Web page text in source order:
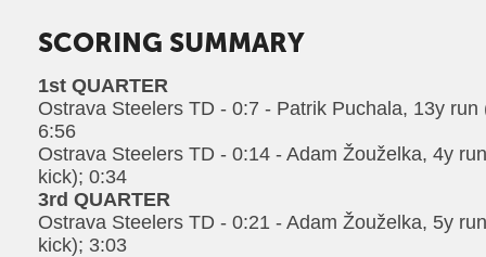
SCORING SUMMARY
1st QUARTER
Ostrava Steelers TD - 0:7 - Patrik Puchala, 13y
6:56
Ostrava Steelers TD - 0:14 - Adam Žouželka, 4y
kick); 0:34
3rd QUARTER
Ostrava Steelers TD - 0:21 - Adam Žouželka, 5y
kick); 3:03